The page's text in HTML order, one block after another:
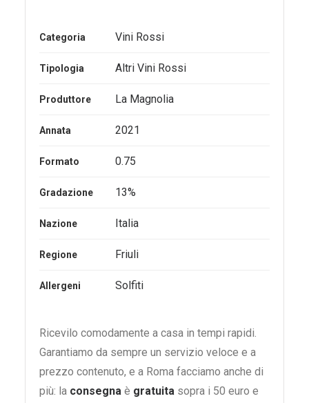
Categoria Vini Rossi
Tipologia Altri Vini Rossi
Produttore La Magnolia
Annata 2021
Formato 0.75
Gradazione 13%
Nazione Italia
Regione Friuli
Allergeni Solfiti
Ricevilo comodamente a casa in tempi rapidi.
Garantiamo da sempre un servizio veloce e a
prezzo contenuto, e a Roma facciamo anche di
più: la consegna è gratuita sopra i 50 euro e